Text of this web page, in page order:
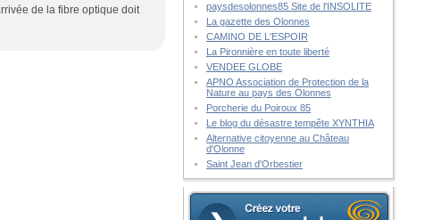
de la fibre optique doit
paysdesolonnes85 Site de l'INSOLITE
La gazette des Olonnes
CAMINO DE L'ESPOIR
La Pironnière en toute liberté
VENDEE GLOBE
APNO Association de Protection de la
Nature au pays des Olonnes
Porcherie du Poiroux 85
Le blog du désastre tempête XYNTHIA
Alternative citoyenne au Château
d'Olonne
Saint Jean d'Orbestier